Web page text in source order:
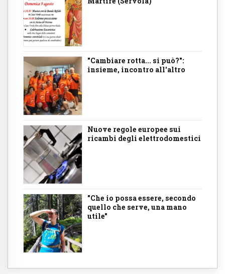
"Cambiare rotta... si può?":
insieme, incontro all'altro
Nuove regole europee sui
ricambi degli elettrodomestici
"Che io possa essere, secondo
quello che serve, una mano
utile"